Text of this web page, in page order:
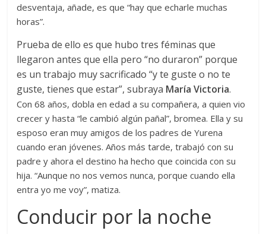
desventaja, añade, es que “hay que echarle muchas
horas”.
Prueba de ello es que hubo tres féminas que
llegaron antes que ella pero “no duraron” porque
es un trabajo muy sacrificado “y te guste o no te
guste, tienes que estar”, subraya María Victoria.
Con 68 años, dobla en edad a su compañera, a quien vio
crecer y hasta “le cambió algún pañal”, bromea. Ella y su
esposo eran muy amigos de los padres de Yurena
cuando eran jóvenes. Años más tarde, trabajó con su
padre y ahora el destino ha hecho que coincida con su
hija. “Aunque no nos vemos nunca, porque cuando ella
entra yo me voy”, matiza.
Conducir por la noche